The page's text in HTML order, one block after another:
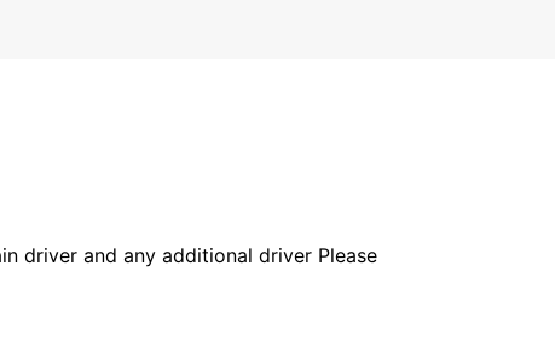
driver and any additional driver Please